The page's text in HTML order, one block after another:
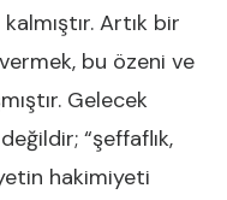
Artık bir
bu özeni ve
Gelecek
“şeffaflık,
hakimiyeti